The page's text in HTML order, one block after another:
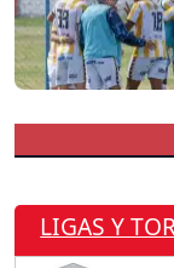
LIGAS Y